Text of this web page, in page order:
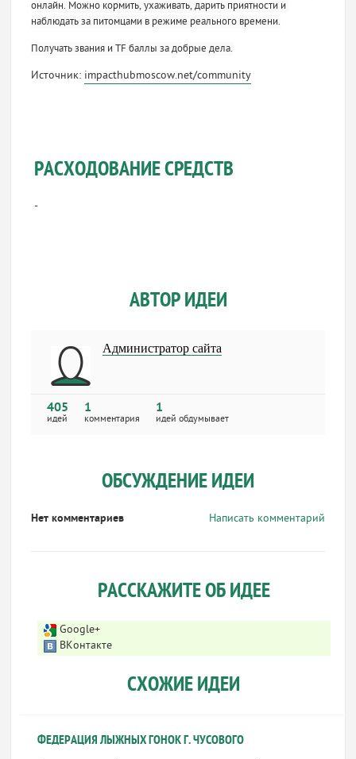
онлайн. Можно кормить, ухаживать, дарить приятности и
наблюдать за питомцами в режиме реального времени.
Получать звания и TF баллы за добрые дела.
Источник: impacthubmoscow.net/community
РАСХОДОВАНИЕ СРЕДСТВ
-
АВТОР ИДЕИ
Администратор сайта
405
идей
1
комментария
1
идей обдумывает
ОБСУЖДЕНИЕ ИДЕИ
Написать комментарий
Нет комментариев
РАССКАЖИТЕ ОБ ИДЕЕ
Google+
ВКонтакте
СХОЖИЕ ИДЕИ
ФЕДЕРАЦИЯ ЛЫЖНЫХ ГОНОК Г. ЧУСОВОГО